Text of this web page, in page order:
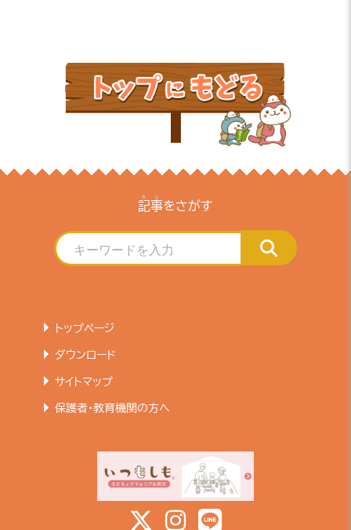
記事
きじ
をさがす
トップページ
ダウンロード
サイトマップ
保護者・教育機関の方へ